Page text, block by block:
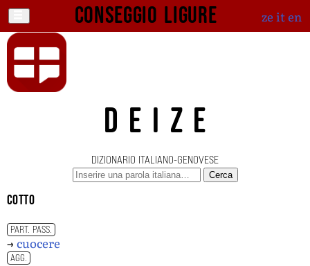
Conseggio ligure ze iten
DEIZE
DIZIONARIO ITALIANO-GENOVESE
Cerca
cotto
PART. PASS.
→ cuocere
AGG.